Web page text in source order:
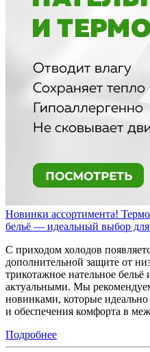
Новинки ассортимента!
бельё — идеальный выбор
С приходом холодов
дополнительной защите от
трикотажное нательное бельё
актуальными. Мы
новинками, которые идеально
и обеспечения комфорта в
Подробнее